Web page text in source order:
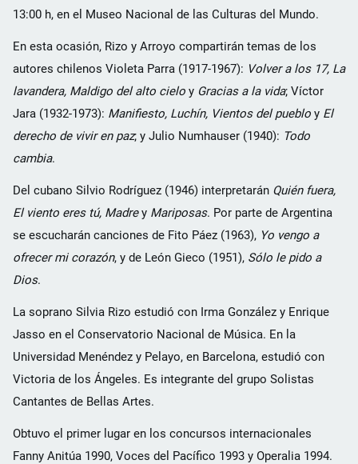
13:00 h, en el Museo Nacional de las Culturas del Mundo.
En esta ocasión, Rizo y Arroyo compartirán temas de los
autores chilenos Violeta Parra (1917-1967): Volver a los 17, La
lavandera, Maldigo del alto cielo y Gracias a la vida; Víctor
Jara (1932-1973): Manifiesto, Luchín, Vientos del pueblo y El
derecho de vivir en paz; y Julio Numhauser (1940): Todo
cambia.
Del cubano Silvio Rodríguez (1946) interpretarán Quién fuera,
El viento eres tú, Madrey Mariposas. Por parte de Argentina
se escucharán canciones de Fito Páez (1963), Yo vengo a
ofrecer mi corazón, y de León Gieco (1951), Sólo le pido a
Dios.
La soprano Silvia Rizo estudió con Irma González y Enrique
Jasso en el Conservatorio Nacional de Música. En la
Universidad Menéndez y Pelayo, en Barcelona, estudió con
Victoria de los Ángeles. Es integrante del grupo Solistas
Cantantes de Bellas Artes.
Obtuvo el primer lugar en los concursos internacionales
Fanny Anitúa 1990, Voces del Pacífico 1993 y Operalia 1994.